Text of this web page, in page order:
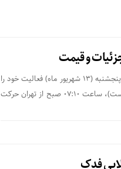
قطار گردشگری تهران-همدان با هدف توسعه سفرهای ریلی و رونق گردشگری، از روز پنجشنبه (۱۳ شهریور ماه) فعالیت خود را
آغاز می کند. نخستین سیر این قطار یک روزه با استفاده از قطار تندرو پردیس (ترنست)، ساعت ۰۷:۱۰ صبح از تهران حرکت
فدک